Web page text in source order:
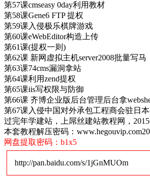
第57课cmseasy 0day利用教材
第58课Gene6 FTP 提权
第59课入侵极乐棋牌游戏
第60课eWebEditor构造上传
第61课(提权一则)
第62课 新网虚拟主机server2008批量写马
第63课74cms漏洞拿站
第64课利用zend提权
第65课iis写权限与防御
第66课 齐博企业版后台管理后台拿
第67课入侵中国对外承包工程商会驻日
过完年学建站，上屌丝建站教程网，
本套教程解压密码：
网盘提取密码：b1x5
http://pan.baidu.com/s/1jGnMUOm